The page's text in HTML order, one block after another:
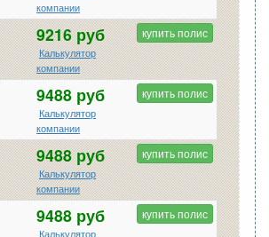
компании
9216 руб
Калькулятор
компании
купить полис
9488 руб
Калькулятор
компании
купить полис
9488 руб
Калькулятор
компании
купить полис
9488 руб
Калькулятор
купить полис